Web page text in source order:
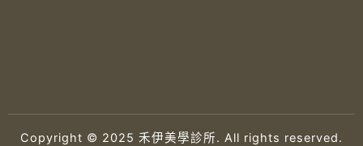
Copyright © 2025 禾伊美學診所. All rights reserved.